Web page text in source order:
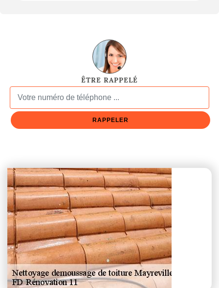
ÊTRE RAPPELÉ